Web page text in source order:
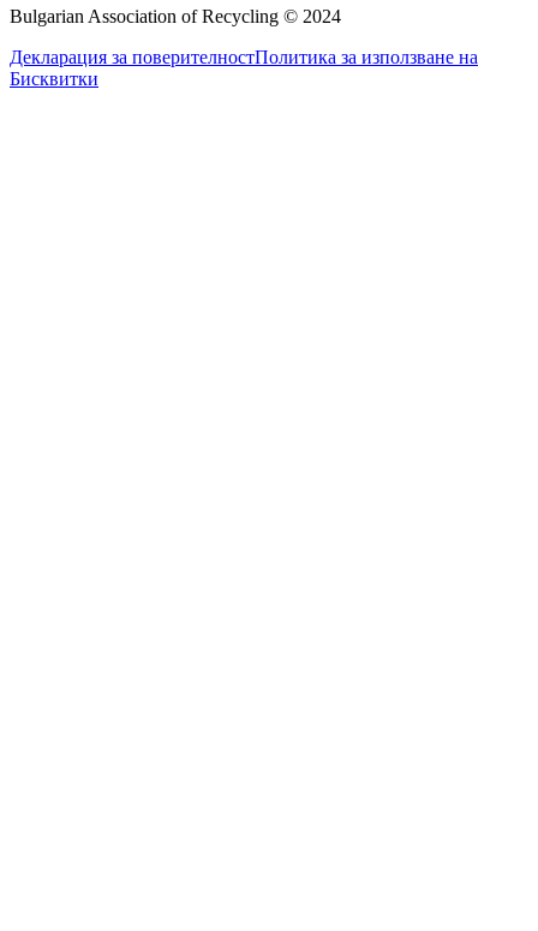
Bulgarian Association of Recycling © 2024
Декларация за поверителностПолитика за използване на
Бисквитки